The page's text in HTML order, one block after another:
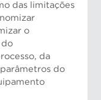
das limitações
o
do
da
do